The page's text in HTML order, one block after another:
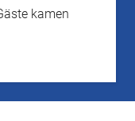
kamen